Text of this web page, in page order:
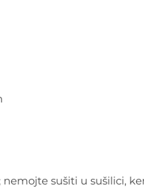
sušiti u sušilici,